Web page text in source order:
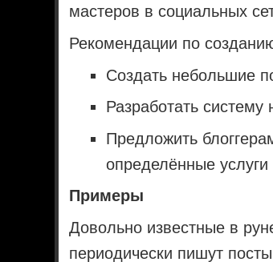
мастеров в социальных
Рекомендации по
Создать небольшие
Разработать
Предложить
определённые
Примеры
Довольно известные в
периодически пишут